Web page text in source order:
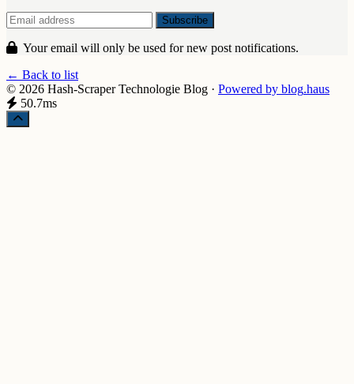
Your email will only be used for new post notifications.
← Back to list
© 2026 Hash-Scraper Technologie Blog · Powered by blog.haus
50.7ms